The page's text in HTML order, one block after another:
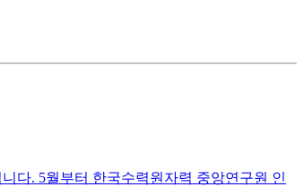
다. 5월부터 한국수력원자력 중앙연구원 인